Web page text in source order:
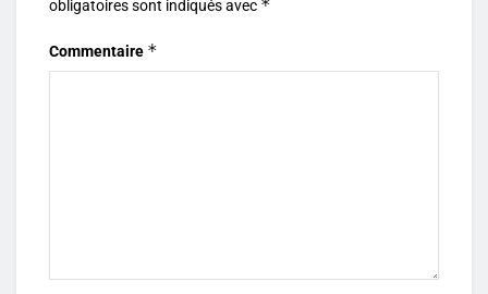
obligatoires sont indiqués avec *
Commentaire *